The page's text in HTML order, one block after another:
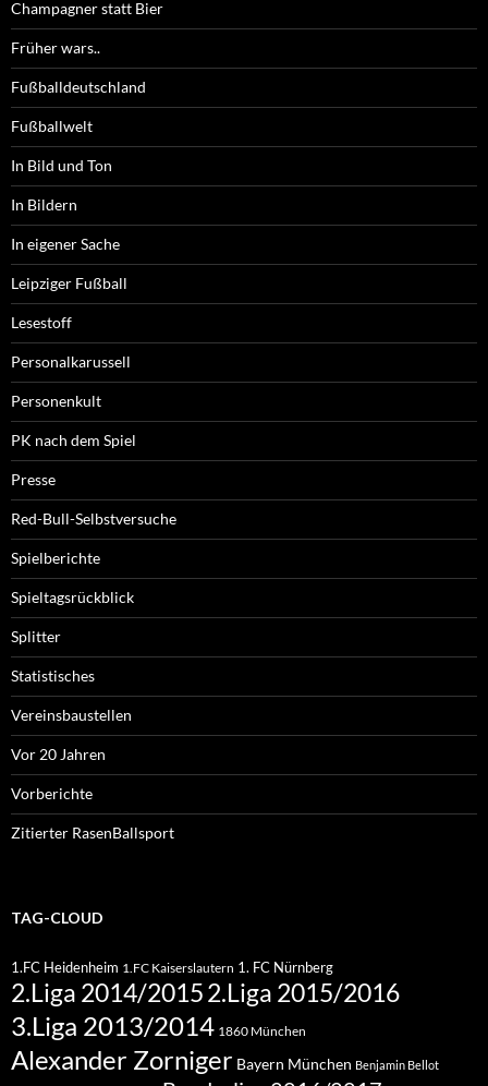
Champagner statt Bier
Früher wars..
Fußballdeutschland
Fußballwelt
In Bild und Ton
In Bildern
In eigener Sache
Leipziger Fußball
Lesestoff
Personalkarussell
Personenkult
PK nach dem Spiel
Presse
Red-Bull-Selbstversuche
Spielberichte
Spieltagsrückblick
Splitter
Statistisches
Vereinsbaustellen
Vor 20 Jahren
Vorberichte
Zitierter RasenBallsport
TAG-CLOUD
1.FC Heidenheim 1.FC Kaiserslautern 1. FC Nürnberg
2.Liga 2014/20152.Liga 2015/2016
3.Liga 2013/2014 1860 München
Alexander Zorniger Bayern München Benjamin Bellot